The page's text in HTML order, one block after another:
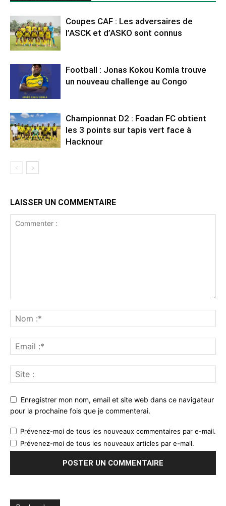
Coupes CAF : Les adversaires de
l’ASCK et d’ASKO sont connus
Football : Jonas Kokou Komla trouve
un nouveau challenge au Congo
Championnat D2 : Foadan FC obtient
les 3 points sur tapis vert face à
Hacknour
LAISSER UN COMMENTAIRE
Enregistrer mon nom, email et site web dans ce navigateur
pour la prochaine fois que je commenterai.
Prévenez-moi de tous les nouveaux commentaires par e-mail.
Prévenez-moi de tous les nouveaux articles par e-mail.